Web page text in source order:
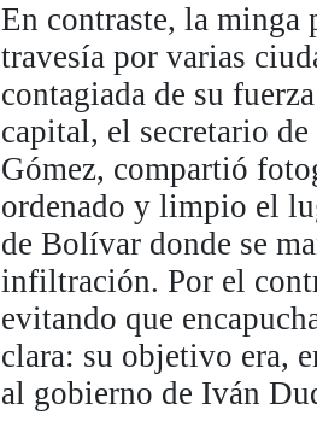
En contraste, la minga
travesía por varias
contagiada de su
capital, el secretario
Gómez, compartió
ordenado y limpio el
de Bolívar donde se
infiltración. Por el
evitando que
clara: su objetivo era,
al gobierno de Iván